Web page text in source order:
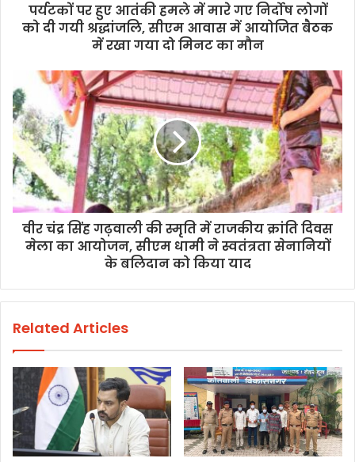
पर्यटकों पर हुए आतंकी हमले में मारे गए निर्दोष लोगों
को दी गयी श्रद्धांजलि, सीएम आवास में आयोजित बैठक
में रखा गया दो मिनट का मौन
वीर चंद्र सिंह गढ़वाली की स्मृति में राजकीय क्रांति दिवस
मेला का आयोजन, सीएम धामी ने स्वतंत्रता सेनानियों
के बलिदान को किया याद
Related Articles